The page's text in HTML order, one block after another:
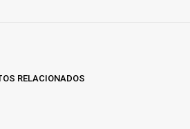
RELACIONADOS